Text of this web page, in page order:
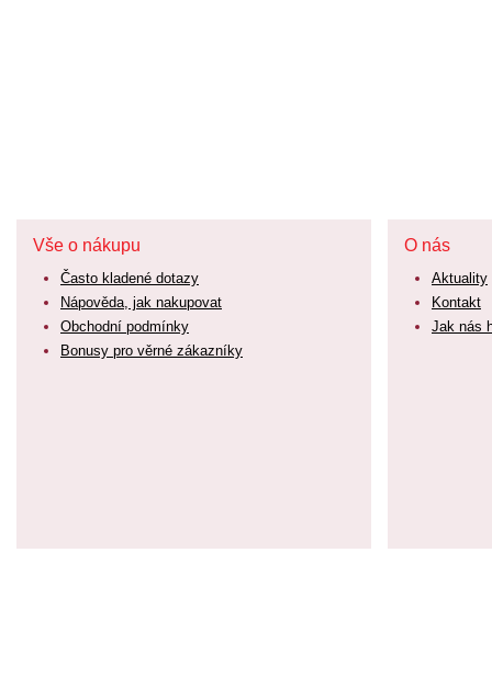
Vše o nákupu
Často kladené dotazy
Nápověda, jak nakupovat
Obchodní podmínky
Bonusy pro věrné zákazníky
O nás
Aktuality
Kontakt
Jak nás